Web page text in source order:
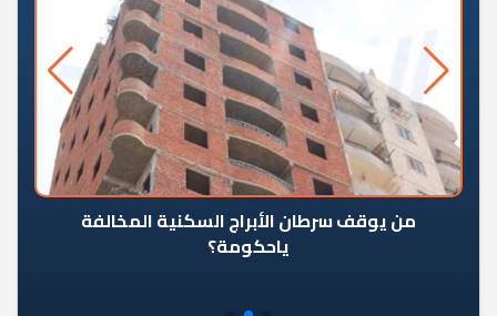
من يوقف سرطان الأبراج السكنية المخالفة
ياحكومة؟